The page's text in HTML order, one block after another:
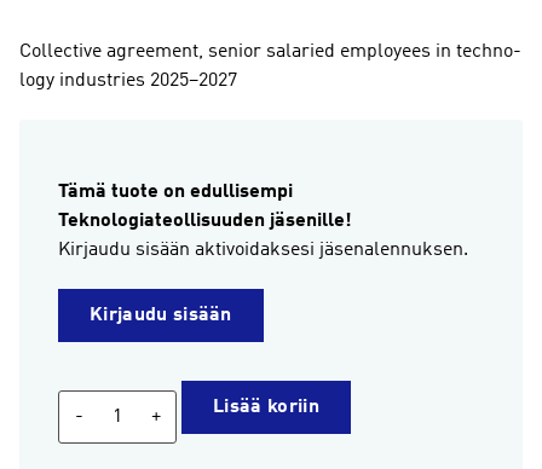
Col­lec­ti­ve agree­ment, se­nior sa­la­ried emplo­yees in tech­no­
lo­gy in­dustries 2025–2027
Tämä tuote on edullisempi
Teknologiateollisuuden jäsenille!
Kirjaudu sisään aktivoidaksesi jäsenalennuksen.
Kirjaudu sisään
- + Lisää koriin